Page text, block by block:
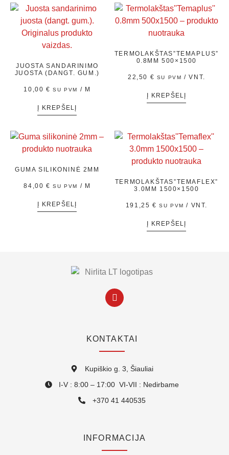
JUOSTA SANDARINIMO
JUOSTA (DANGT. GUM.)
10,00€ SU PVM / M
Į KREPŠELĮ
TERMOLAKŠTAS”TEMAPLUS”
0.8MM 500×1500
22,50 € SU PVM / VNT.
Į KREPŠELĮ
GUMA SILIKONINĖ 2MM
84,00€ SU PVM / M
Į KREPŠELĮ
TERMOLAKŠTAS”TEMAFLEX”
3.0MM 1500×1500
191,25 € SU PVM / VNT.
Į KREPŠELĮ
KONTAKTAI
Kupiškio g. 3, Šiauliai
I-V : 8:00 – 17:00 VI-VII : Nedirbame
+370 41 440535
INFORMACIJA